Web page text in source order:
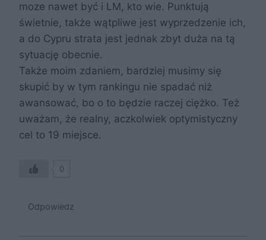
moze nawet być i LM, kto wie. Punktują
świetnie, także wątpliwe jest wyprzedzenie ich,
a do Cypru strata jest jednak zbyt duża na tą
sytuację obecnie.
Także moim zdaniem, bardziej musimy się
skupić by w tym rankingu nie spadać niż
awansować, bo o to będzie raczej ciężko. Też
uważam, że realny, aczkolwiek optymistyczny
cel to 19 miejsce.
0
Odpowiedz